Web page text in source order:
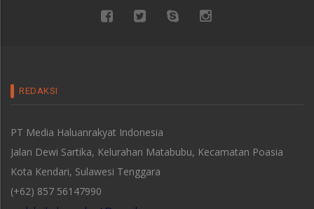
REDAKSI
PT Media Haluanrakyat Indonesia
Jalan Dewi Sartika, Kelurahan Matabubu, Kecamatan Poasia
Kota Kendari, Sulawesi Tenggara
(+62) 857 56147990